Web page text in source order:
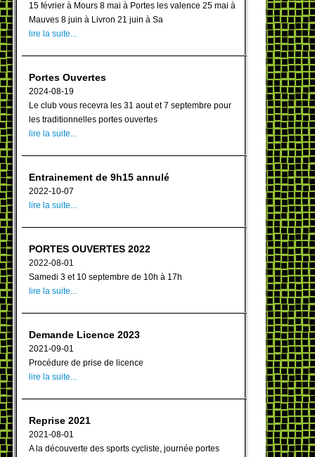
15 février à Mours 8 mai à Portes les valence 25 mai à
Mauves 8 juin à Livron 21 juin à Sa
lire la suite...
Portes Ouvertes
2024-08-19
Le club vous recevra les 31 aout et 7 septembre pour
les traditionnelles portes ouvertes
lire la suite...
Entrainement de 9h15 annulé
2022-10-07
lire la suite...
PORTES OUVERTES 2022
2022-08-01
Samedi 3 et 10 septembre de 10h à 17h
lire la suite...
Demande Licence 2023
2021-09-01
Procédure de prise de licence
lire la suite...
Reprise 2021
2021-08-01
A la découverte des sports cycliste, journée portes